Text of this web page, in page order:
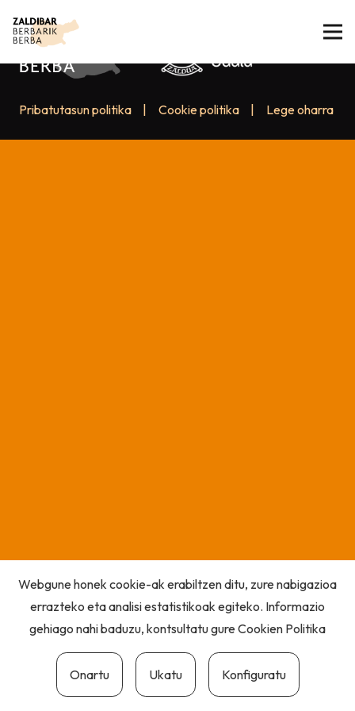
Pribatutasun politika Cookie politika Lege oharra
Webgune honek cookie-ak erabiltzen ditu, zure nabigazioa
errazteko eta analisi estatistikoak egiteko. Informazio
gehiago nahi baduzu, kontsultatu gureCookien Politika
Onartu Ukatu Konfiguratu